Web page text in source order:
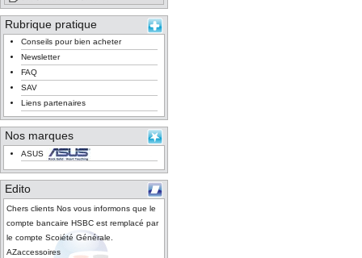
Rubrique pratique
Conseils pour bien acheter
Newsletter
FAQ
SAV
Liens partenaires
Nos marques
ASUS
Edito
Chers clients Nos vous informons que le
compte bancaire HSBC est remplacé par
le compte Scoiété Générale.
AZaccessoires